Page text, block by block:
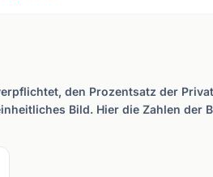
den Prozentsatz der
Bild. Hier die Zahlen der